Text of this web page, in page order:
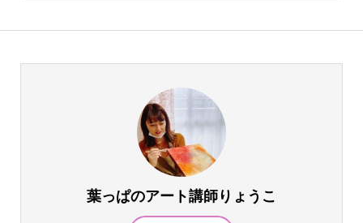
葉っぱのアート講師りょうこ